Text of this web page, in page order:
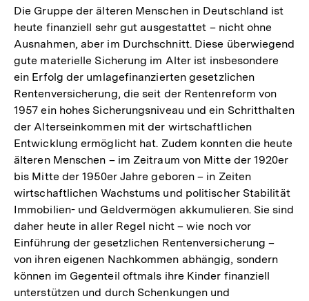
Die Gruppe der älteren Menschen in Deutschland ist
heute finanziell sehr gut ausgestattet – nicht ohne
Ausnahmen, aber im Durchschnitt. Diese überwiegend
gute materielle Sicherung im Alter ist insbesondere
ein Erfolg der umlagefinanzierten gesetzlichen
Rentenversicherung, die seit der Rentenreform von
1957 ein hohes Sicherungsniveau und ein Schritthalten
der Alterseinkommen mit der wirtschaftlichen
Entwicklung ermöglicht hat. Zudem konnten die heute
älteren Menschen – im Zeitraum von Mitte der 1920er
bis Mitte der 1950er Jahre geboren – in Zeiten
wirtschaftlichen Wachstums und politischer Stabilität
Immobilien- und Geldvermögen akkumulieren. Sie sind
daher heute in aller Regel nicht – wie noch vor
Einführung der gesetzlichen Rentenversicherung –
von ihren eigenen Nachkommen abhängig, sondern
können im Gegenteil oftmals ihre Kinder finanziell
unterstützen und durch Schenkungen und